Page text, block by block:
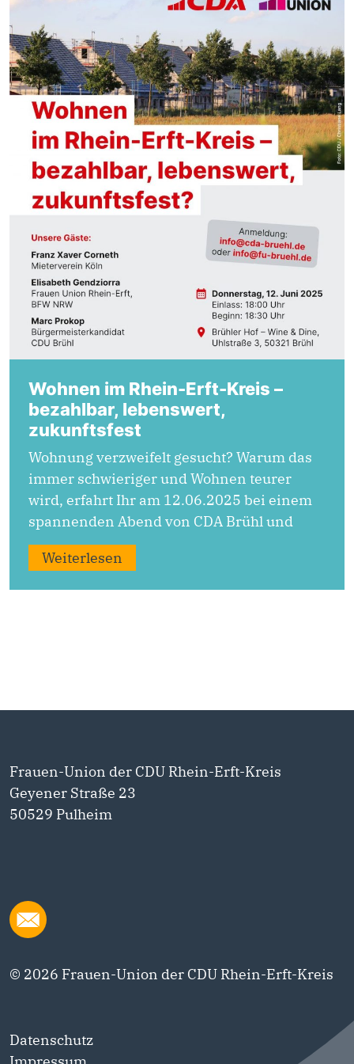
Wohnen im Rhein-Erft-Kreis –
bezahlbar, lebenswert,
zukunftsfest
Wohnung verzweifelt gesucht? Warum das
immer schwieriger und Wohnen teurer
wird, erfahrt Ihr am 12.06.2025 bei einem
spannenden Abend von CDA Brühl und
Weiterlesen
Frauen-Union der CDU Rhein-Erft-Kreis
Geyener Straße 23
50529 Pulheim
© 2026 Frauen-Union der CDU Rhein-Erft-Kreis
Datenschutz